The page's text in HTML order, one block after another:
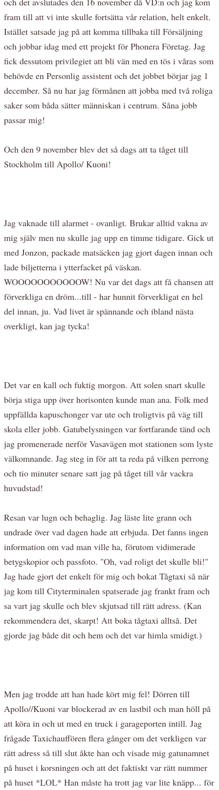
fram till att vi inte skulle fortsätta vår relation, helt enkelt.
Istället satsade jag på att komma tillbaka till Försäljning
och jobbar idag med ett projekt för Phonera Företag. Jag
fick dessutom privilegiet att bli vän med en tös i våras som
behövde en Personlig assistent och det jobbet börjar jag 1
december. Så nu har jag förmånen att jobba med två roliga
saker som båda sätter människan i centrum. Såna jobb
passar mig!
Och den 9 november blev det så dags att ta tåget till
Stockholm till Apollo/ Kuoni!
Jag vaknade till alarmet - ovanligt. Brukar alltid vakna av
mig själv men nu skulle jag upp en timme tidigare. Gick ut
med Jonzon, packade matsäcken jag gjort dagen innan och
lade biljetterna i ytterfacket på väskan.
WOOOOOOOOOOOW! Nu var det dags att få chansen att
förverkliga en dröm...till - har hunnit förverkligat en hel
del innan, ju. Vad livet är spännande och ibland nästa
overkligt, kan jag tycka!
Det var en kall och fuktig morgon. Att solen snart skulle
börja stiga upp över horisonten kunde man ana. Folk med
uppfällda kapuschonger var ute och troligtvis på väg till
skola eller jobb. Gatubelysningen var fortfarande tänd och
jag promenerade nerför Vasavägen mot stationen som lyste
välkomnande. Jag steg in för att ta reda på vilken perrong
och tio minuter senare satt jag på tåget till vår vackra
huvudstad!
Resan var lugn och behaglig. Jag läste lite grann och
undrade över vad dagen hade att erbjuda. Det fanns ingen
information om vad man ville ha, förutom vidimerade
betygskopior och passfoto. "Oh, vad roligt det skulle bli!"
Jag hade gjort det enkelt för mig och bokat Tågtaxi så när
jag kom till Cityterminalen spatserade jag frankt fram och
sa vart jag skulle och blev skjutsad till rätt adress. (Kan
rekommendera det, skarpt! Att boka tågtaxi alltså. Det
gjorde jag både dit och hem och det var himla smidigt.)
Men jag trodde att han hade kört mig fel! Dörren till
Apollo//Kuoni var blockerad av en lastbil och man höll på
att köra in och ut med en truck i garageporten intill. Jag
frågade Taxichauffören flera gånger om det verkligen var
rätt adress så till slut åkte han och visade mig gatunamnet
på huset i korsningen och att det faktiskt var rätt nummer
på huset *LOL* Han måste ha trott jag var lite knäpp... för